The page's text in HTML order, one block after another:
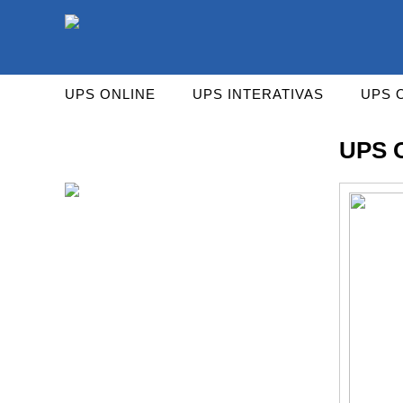
UPS ONLINE UPS INTERATIVAS UPS
UPS